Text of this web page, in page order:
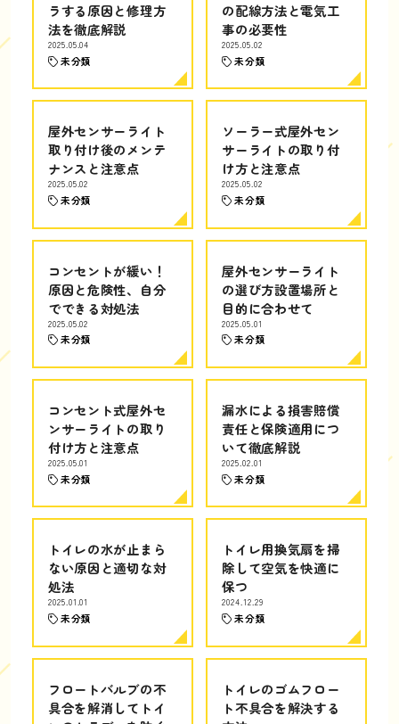
ラする原因と修理方
法を徹底解説
2025.05.04
未分類
の配線方法と電気工
事の必要性
2025.05.02
未分類
屋外センサーライト
取り付け後のメンテ
ナンスと注意点
2025.05.02
未分類
ソーラー式屋外セン
サーライトの取り付
け方と注意点
2025.05.02
未分類
コンセントが緩い！
原因と危険性、自分
でできる対処法
2025.05.02
未分類
屋外センサーライト
の選び方設置場所と
目的に合わせて
2025.05.01
未分類
コンセント式屋外セ
ンサーライトの取り
付け方と注意点
2025.05.01
未分類
漏水による損害賠償
責任と保険適用につ
いて徹底解説
2025.02.01
未分類
トイレの水が止まら
ない原因と適切な対
処法
2025.01.01
未分類
トイレ用換気扇を掃
除して空気を快適に
保つ
2024.12.29
未分類
フロートバルブの不
具合を解消してトイ
トイレのゴムフロー
ト不具合を解決する